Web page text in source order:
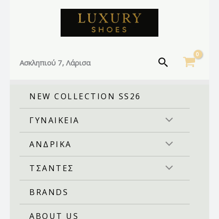
Ασκληπιού 7, Λάρισα Αναζήτηση
NEW COLLECTION SS26
ΓΥΝΑΙΚΕΙΑ
ΑΝΔΡΙΚΑ
ΤΣΑΝΤΕΣ
BRANDS
ABOUT US